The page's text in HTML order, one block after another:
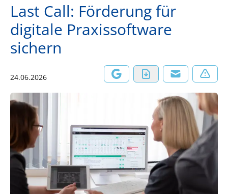
Last Call: Förderung für
digitale Praxissoftware
sichern
24.06.2026